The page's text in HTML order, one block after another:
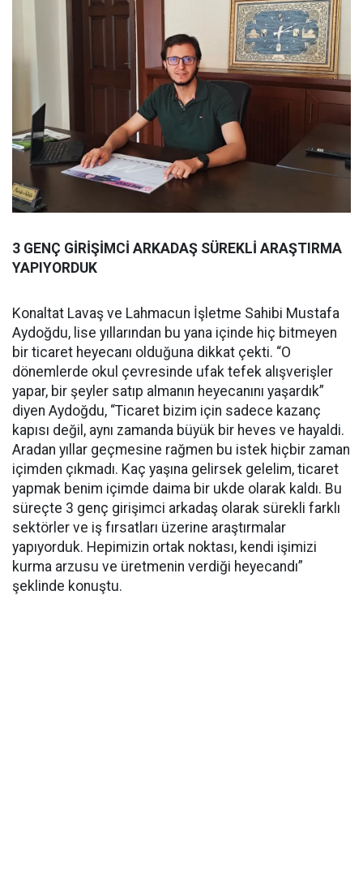
3 GENÇ GİRİŞİMCİ ARKADAŞ SÜREKLİ ARAŞTIRMA
YAPIYORDUK
Konaltat Lavaş ve Lahmacun İşletme Sahibi Mustafa
Aydoğdu, lise yıllarından bu yana içinde hiç bitmeyen
bir ticaret heyecanı olduğuna dikkat çekti. “O
dönemlerde okul çevresinde ufak tefek alışverişler
yapar, bir şeyler satıp almanın heyecanını yaşardık”
diyen Aydoğdu, “Ticaret bizim için sadece kazanç
kapısı değil, aynı zamanda büyük bir heves ve hayaldi.
Aradan yıllar geçmesine rağmen bu istek hiçbir zaman
içimden çıkmadı. Kaç yaşına gelirsek gelelim, ticaret
yapmak benim içimde daima bir ukde olarak kaldı. Bu
süreçte 3 genç girişimci arkadaş olarak sürekli farklı
sektörler ve iş fırsatları üzerine araştırmalar
yapıyorduk. Hepimizin ortak noktası, kendi işimizi
kurma arzusu ve üretmenin verdiği heyecandı”
şeklinde konuştu.